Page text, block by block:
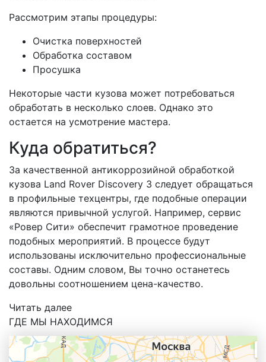
Рассмотрим этапы процедуры:
Очистка поверхностей
Обработка составом
Просушка
Некоторые части кузова может потребоваться
обработать в несколько слоев. Однако это
остается на усмотрение мастера.
Куда обратиться?
За качественной антикоррозийной обработкой
кузова Land Rover Discovery 3 следует обращаться
в профильные техцентры, где подобные операции
являются привычной услугой. Например, сервис
«Ровер Сити» обеспечит грамотное проведение
подобных мероприятий. В процессе будут
использованы исключительно профессиональные
составы. Одним словом, Вы точно останетесь
довольны соотношением цена-качество.
Читать далее
ГДЕ МЫ НАХОДИМСЯ